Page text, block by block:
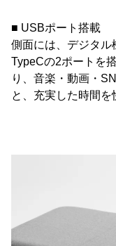
■ USBポート搭載
側面には、デジタル
TypeCの2ポートを
り、音楽・動画・
と、充実した時間を